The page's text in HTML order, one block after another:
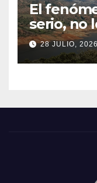
El
serio, no
28 JULIO, 2026